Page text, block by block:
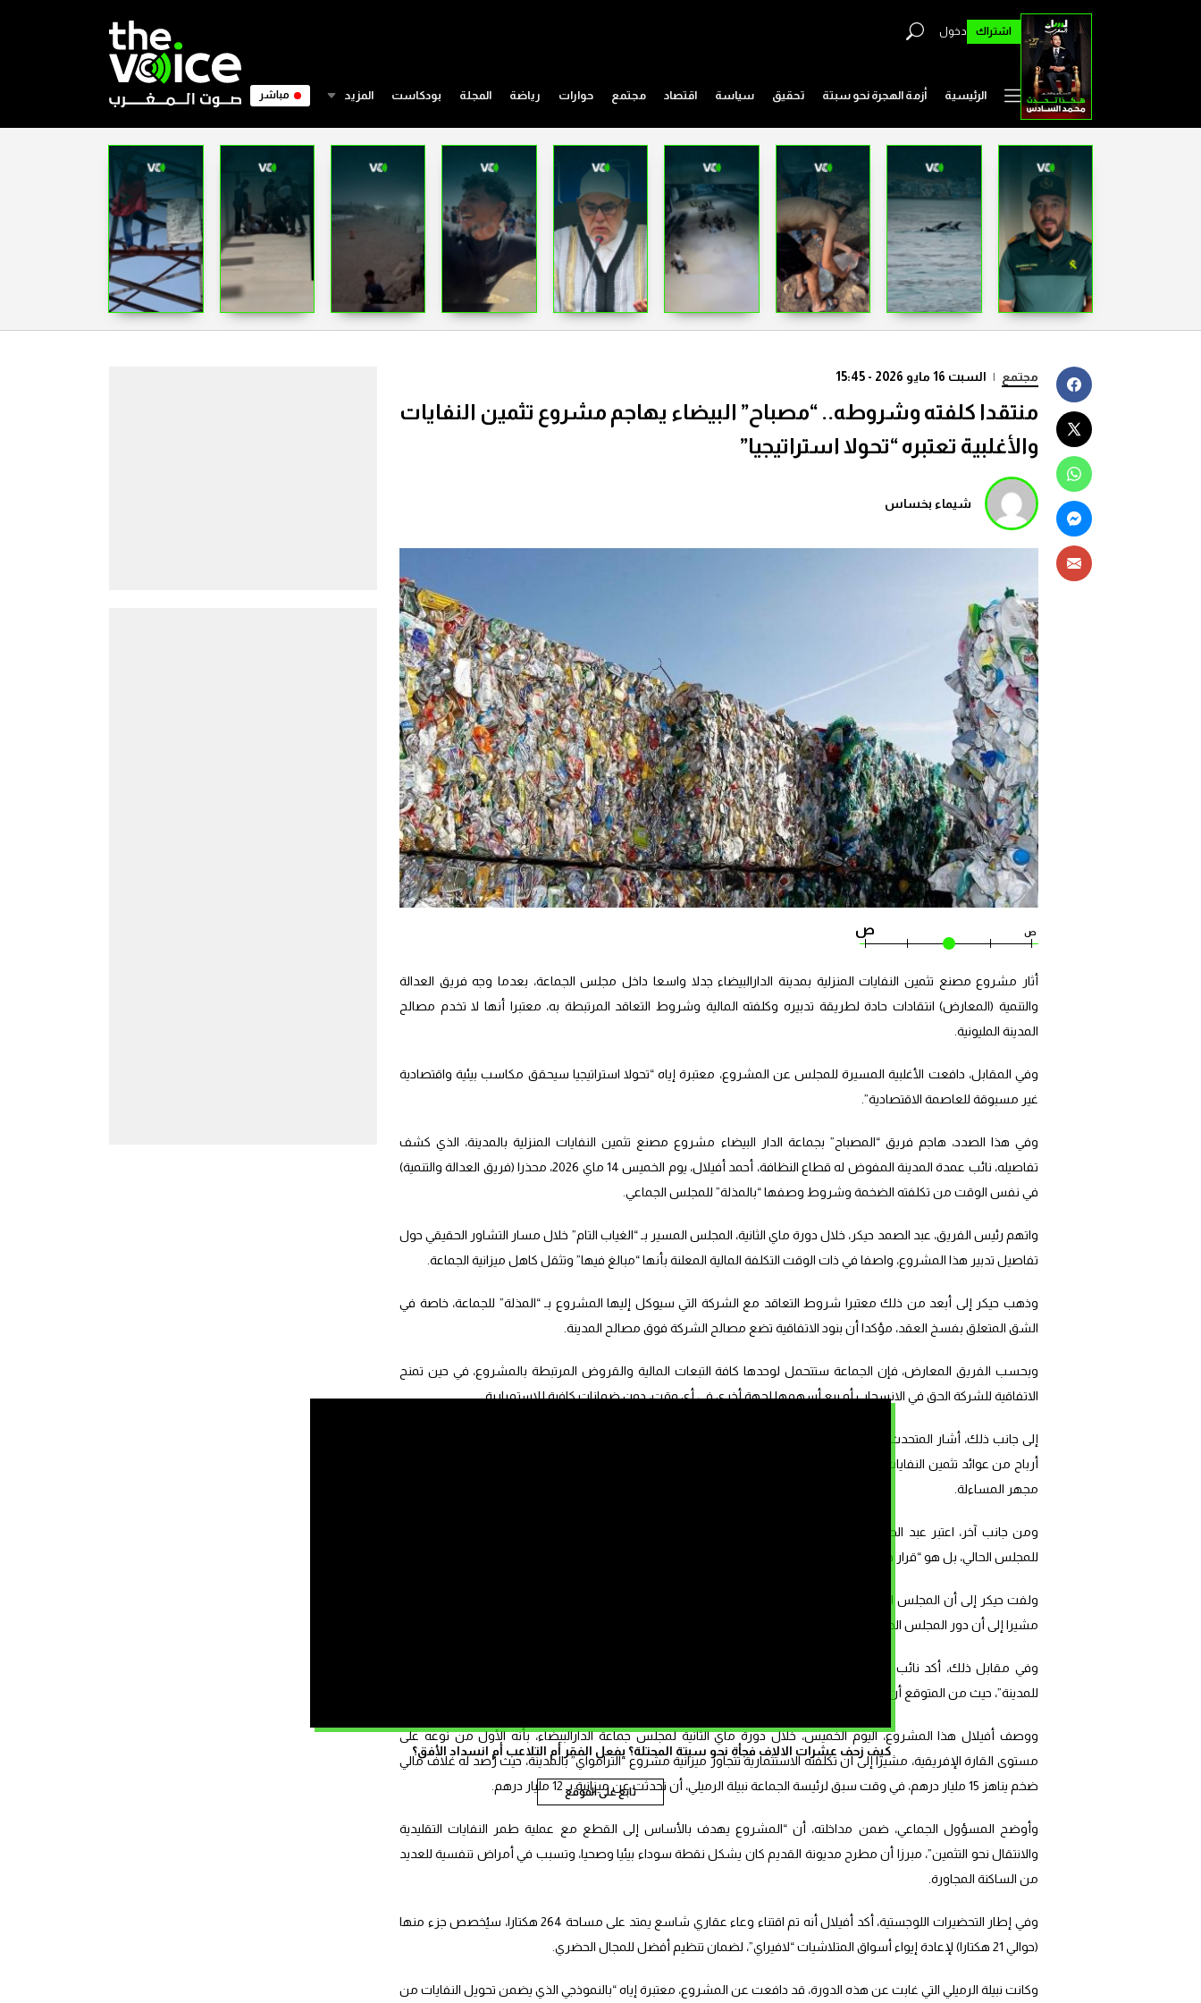
اشتراك دخول
الرئيسية أزمة الهجرة نحو سبتة تحقيق سياسة اقتصاد مجتمع حوارات رياضة المجلة بودكاست المزيد مباشر
كيف زحف عشرات الالاف فجأة نحو سبتة المحتلة؟ بفعل الفقر أم التلاعب أم انسداد الأفق؟
تابع على الموقع
مجتمع | السبت 16 مايو 2026 - 15:45
منتقدا كلفته وشروطه.. “مصباح” البيضاء يهاجم مشروع تثمين النفايات
والأغلبية تعتبره “تحولا استراتيجيا”
شيماء بخساس
ص ص
أثار مشروع مصنع تثمين النفايات المنزلية بمدينة الدارالبيضاء جدلا واسعا داخل مجلس الجماعة، بعدما وجه فريق العدالة
والتنمية (المعارض) انتقادات حادة لطريقة تدبيره وكلفته المالية وشروط التعاقد المرتبطة به، معتبرا أنها لا تخدم مصالح
المدينة المليونية.
وفي المقابل، دافعت الأغلبية المسيرة للمجلس عن المشروع، معتبرة إياه “تحولا استراتيجيا سيحقق مكاسب بيئية واقتصادية
غير مسبوقة للعاصمة الاقتصادية”.
وفي هذا الصدد، هاجم فريق “المصباح” بجماعة الدار البيضاء مشروع مصنع تثمين النفايات المنزلية بالمدينة، الذي كشف
تفاصيله، نائب عمدة المدينة المفوض له قطاع النظافة، أحمد أفيلال، يوم الخميس 14 ماي 2026، محذرا (فريق العدالة والتنمية)
في نفس الوقت من تكلفته الضخمة وشروط وصفها “بالمذلة” للمجلس الجماعي.
واتهم رئيس الفريق، عبد الصمد حيكر، خلال دورة ماي الثانية، المجلس المسير بـ “الغياب التام” خلال مسار التشاور الحقيقي حول
تفاصيل تدبير هذا المشروع، واصفا في ذات الوقت التكلفة المالية المعلنة بأنها “مبالغ فيها” وتثقل كاهل ميزانية الجماعة.
وذهب حيكر إلى أبعد من ذلك معتبرا شروط التعاقد مع الشركة التي سيوكل إليها المشروع بـ “المذلة” للجماعة، خاصة في
الشق المتعلق بفسخ العقد، مؤكدا أن بنود الاتفاقية تضع مصالح الشركة فوق مصالح المدينة.
وبحسب الفريق المعارض، فإن الجماعة ستتحمل لوحدها كافة التبعات المالية والقروض المرتبطة بالمشروع، في حين تمنح
الاتفاقية للشركة الحق في الانسحاب أو بيع أسهمها لجهة أخرى في أي وقت، دون ضمانات كافية للاستمرارية.
إلى جانب ذلك، أشار المتحدث أيضا إلى “غياب العدالة المالية” في المشروع، إذ زعم حيكر أن جماعة الدار البيضاء لن تتقاضى أي
أرباح من عوائد تثمين النفايات، “بل ستؤول كل المداخيل لفائدة الشركة الخاصة”، مما يضع الجدوى الاقتصادية للمشروع تحت
مجهر المساءلة.
ومن جانب آخر، اعتبر عبد الصمد حيكر أن التحول من الطمر إلى التثمين في موضوع النفايات بالمدينة، ليس “إنجازا حصريا”
للمجلس الحالي، بل هو “قرار دولة استراتيجي تم تبنيه منذ تنظيم فعاليات كوب 22 بمراكش”.
ولفت حيكر إلى أن المجلس الجماعي السابق “هو من وضع اللبنات الأولى ومهد لهذا التحول من خلال قرارات إدارية وتقنية”،
مشيرا إلى أن دور المجلس الحالي يقتصر على مناقشة تفويض المشروع وفق شروط معينة تثير الكثير من الجدل.
وفي مقابل ذلك، أكد نائب عمدة المدينة المفوض له قطاع النظافة، أحمد أفيلال، أن “هذا المشروع سيمثل نقلة نوعية
للمدينة”، حيث من المتوقع أن يوفر الإنارة العمومية للعاصمة الاقتصادية بنسبة تتراوح بين 20 و30 في المائة.
ووصف أفيلال هذا المشروع، اليوم الخميس، خلال دورة ماي الثانية لمجلس جماعة الدارالبيضاء، بأنه الأول من نوعه على
مستوى القارة الإفريقية، مشيرا إلى أن تكلفته الاستثمارية تتجاوز ميزانية مشروع “الترامواي” بالمدينة، حيث رُصد له غلاف مالي
ضخم يناهز 15 مليار درهم، في وقت سبق لرئيسة الجماعة نبيلة الرميلي، أن تحدثت عن ميزانية بـ 12 مليار درهم.
وأوضح المسؤول الجماعي، ضمن مداخلته، أن “المشروع يهدف بالأساس إلى القطع مع عملية طمر النفايات التقليدية
والانتقال نحو التثمين”، مبرزا أن مطرح مديونة القديم كان يشكل نقطة سوداء بيئيا وصحيا، وتسبب في أمراض تنفسية للعديد
من الساكنة المجاورة.
وفي إطار التحضيرات اللوجستية، أكد أفيلال أنه تم اقتناء وعاء عقاري شاسع يمتد على مساحة 264 هكتارا، سيُخصص جزء منها
(حوالي 21 هكتارا) لإعادة إيواء أسواق المتلاشيات “لافيراي”، لضمان تنظيم أفضل للمجال الحضري.
وكانت نبيلة الرميلي التي غابت عن هذه الدورة، قد دافعت عن المشروع، معتبرة إياه “بالنموذجي الذي يضمن تحويل النفايات من